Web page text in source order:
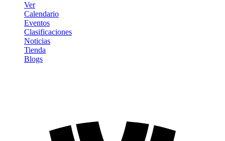
Ver
Calendario
Eventos
Clasificaciones
Noticias
Tienda
Blogs